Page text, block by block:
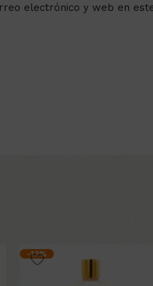
electrónico y web en
-12%